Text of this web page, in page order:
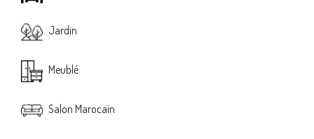
Jardin
Meublé
Salon Marocain